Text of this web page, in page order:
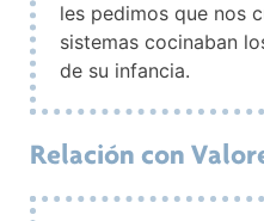
les pedimos que nos
sistemas cocinaban
de su infancia.
Relación con